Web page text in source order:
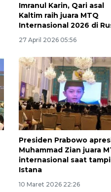
Imranul Karin, Qari asal
Kaltim raih juara MTQ
Internasional 2026 di
27 April 2026 05:56
Presiden Prabowo
Muhammad Zian juara
internasional saat
Istana
10 Maret 2026 22:26